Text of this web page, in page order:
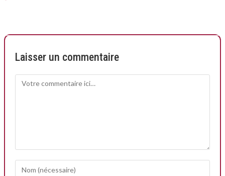
Laisser un commentaire